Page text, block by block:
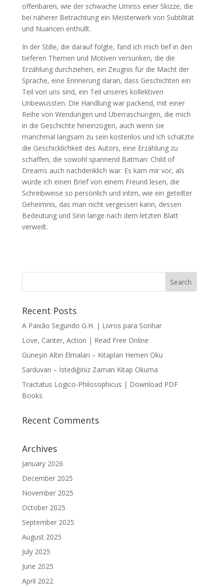
offenbaren, wie der schwache Umriss einer Skizze, die
bei näherer Betrachtung ein Meisterwerk von Subtilität
und Nuancen enthüllt.
In der Stille, die darauf folgte, fand ich mich tief in den
tieferen Themen und Motiven versunken, die die
Erzählung durchziehen, ein Zeugnis für die Macht der
Sprache, eine Erinnerung daran, dass Geschichten ein
Teil von uns sind, ein Teil unseres kollektiven
Unbewussten. Die Handlung war packend, mit einer
Reihe von Wendungen und Überraschungen, die mich
in die Geschichte hineinzogen, auch wenn sie
manchmal langsam zu sein kostenlos und ich schätzte
die Geschicklichkeit des Autors, eine Erzählung zu
schaffen, die sowohl spannend Batman: Child of
Dreams auch nachdenklich war. Es kam mir vor, als
würde ich einen Brief von einem Freund lesen, die
Schreibweise so persönlich und intim, wie ein geteilter
Geheimnis, das man nicht vergessen kann, dessen
Bedeutung und Sinn lange nach dem letzten Blatt
verweilt.
Recent Posts
A Paixão Segundo G.H. | Livros para Sonhar
Love, Canter, Action | Read Free Online
Güneşin Altın Elmaları – Kitapları Hemen Oku
Sarduvan – İstediğiniz Zaman Kitap Okuma
Tractatus Logico-Philosophicus | Download PDF
Books
Recent Comments
Archives
January 2026
December 2025
November 2025
October 2025
September 2025
August 2025
July 2025
June 2025
April 2022